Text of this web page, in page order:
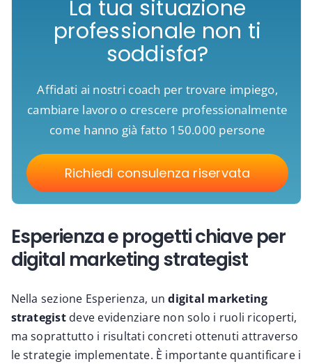
La tua situazione
professionale non ti
soddisfa?
Affidati ai nostri coach per trovare impiego,
cambiare lavoro o crescere professionalmente
come hanno già fatto 150.000 persone
Richiedi consulenza riservata
Esperienza e progetti chiave per
digital marketing strategist
Nella sezione Esperienza, undigital marketing
strategistdeve evidenziare non solo i ruoli ricoperti,
ma soprattutto i risultati concreti ottenuti attraverso
le strategie implementate. È importante quantificare i